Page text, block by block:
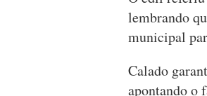
lembrando
municipal
Calado
apontando o